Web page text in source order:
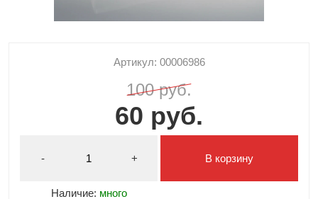
Артикул: 00006986
100 руб.
60 руб.
- +
Наличие: много
В корзину